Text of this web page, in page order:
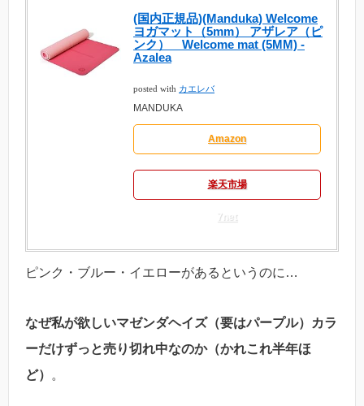
(国内正規品)(Manduka) Welcome
ヨガマット（5mm） アザレア（ピ
ンク） Welcome mat (5MM) -
Azalea
posted with カエレバ
MANDUKA
Amazon
楽天市場
7net
ピンク・ブルー・イエローがあるというのに…
なぜ私が欲しいマゼンダヘイズ（要はパープル）カラ
ーだけずっと売り切れ中なのか（かれこれ半年ほ
ど）
。